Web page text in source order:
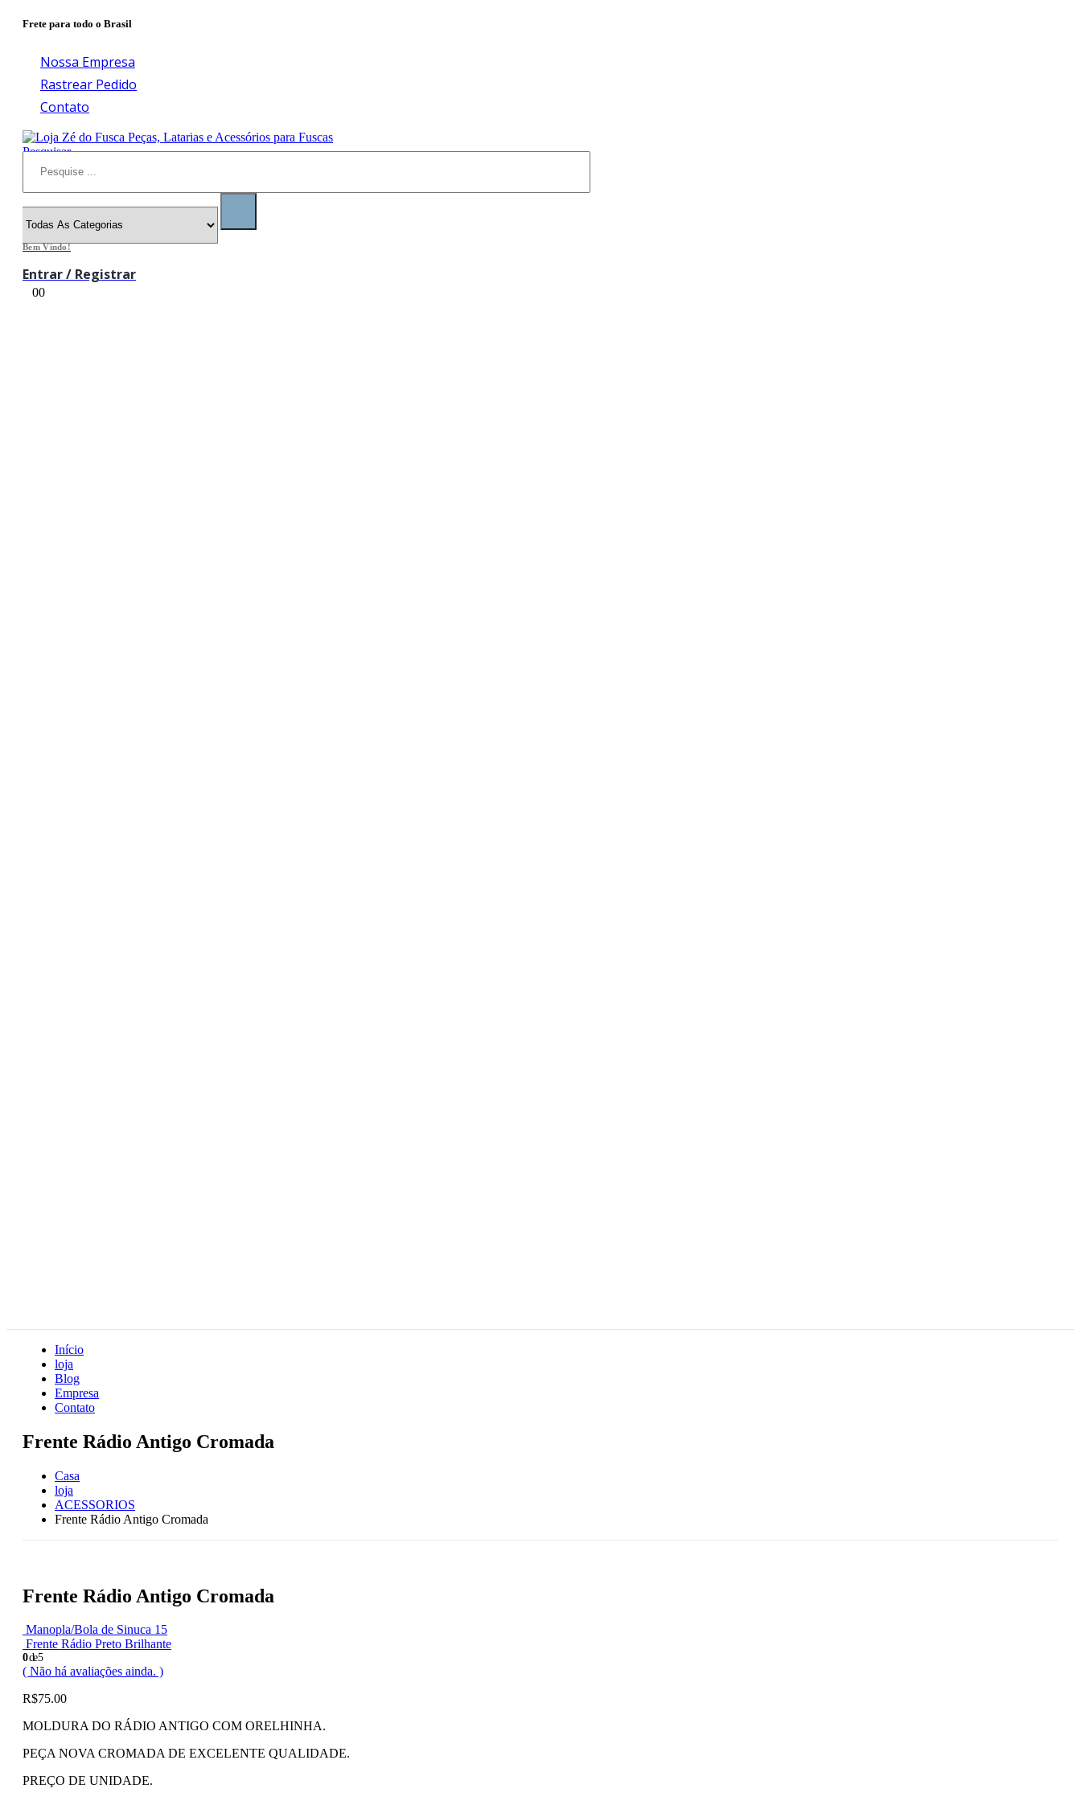
Frete para todo o Brasil
Nossa Empresa
Rastrear Pedido
Contato
Pesquisar
Bem Vindo!
Entrar / Registrar
00
Início
loja
Blog
Empresa
Contato
Frente Rádio Antigo Cromada
Casa
loja
ACESSORIOS
Frente Rádio Antigo Cromada
Frente Rádio Antigo Cromada
Manopla/Bola de Sinuca 15
Frente Rádio Preto Brilhante
0de 5
( Não há avaliações ainda. )
R$75.00
MOLDURA DO RÁDIO ANTIGO COM ORELHINHA.
PEÇA NOVA CROMADA DE EXCELENTE QUALIDADE.
PREÇO DE UNIDADE.